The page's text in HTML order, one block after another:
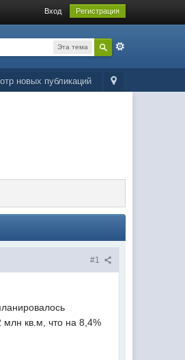
Вход Регистрация
Эта тема
новых публикаций
#1
млн кв.м, что на 8,4%